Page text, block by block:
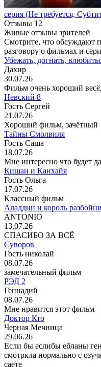
серия (Не требуется,
Отзывы 12
Живые отзывы зрителей
Смотрите, что обсуждают
разговору о фильмах и
Убежать, догнать,
Дахир
30.07.26
Фильм очень хороший
Невский 8
Гость Сергей
21.07.26
Хороший фильм, зачётный
Тайны Смолвиля
Гость Саша
18.07.26
Мне интересно что будет
Кишан и Канхайя
Гость Ольга
17.07.26
Классный фильм
Аладдин и король
ANTONIO
13.07.26
СПАСИБО ЗА ВСЁ
Суворов
Гость николай
08.07.26
замечательный фильм
РЭД 2
Геннадий
08.07.26
Мне нравится этот фильм
Доктор Кто
Черная Мечница
29.06.26
Если бы еслибы ебланы
смотркла нормально с
саете